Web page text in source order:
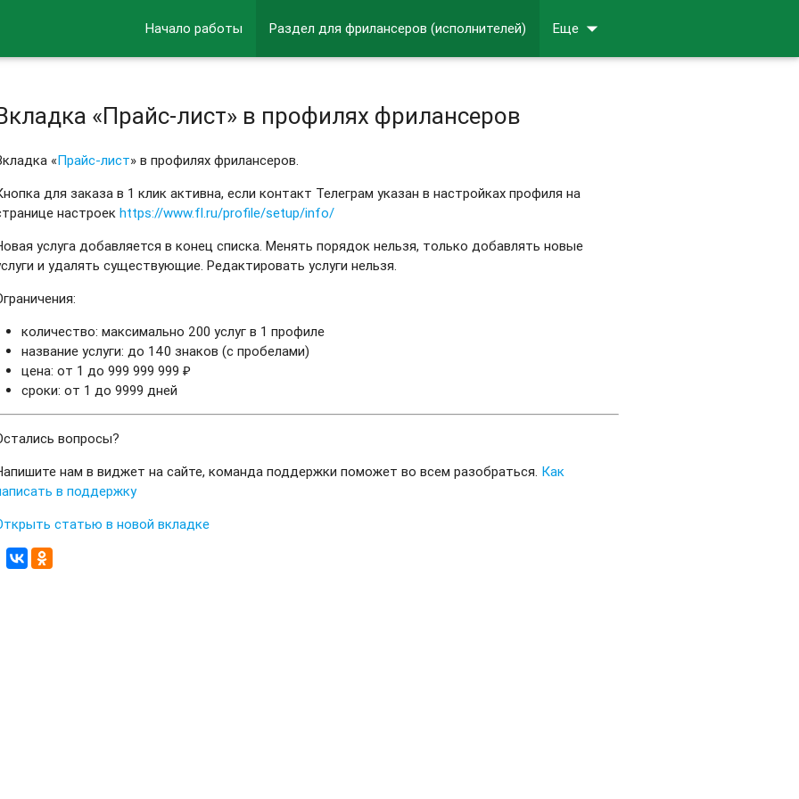
Начало работы Раздел для фрилансеров (исполнителей) Еще arrow_drop_down
«Прайс-лист» в профилях фрилансеров
«Прайс-лист» в профилях фрилансеров.
для заказа в 1 клик активна, если контакт Телеграм указан в настройках профиля на
настроекhttps://www.fl.ru/profile/setup/info/
услуга добавляется в конец списка. Менять порядок нельзя, только добавлять новые
и удалять существующие. Редактировать услуги нельзя.
количество: максимально 200 услуг в 1 профиле
название услуги: до 140 знаков (с пробелами)
цена: от 1 до 999 999 999 ₽
сроки: от 1 до 9999 дней
вопросы?
нам в виджет на сайте, команда поддержки поможет во всем разобраться. Как
в поддержку
статью в новой вкладке